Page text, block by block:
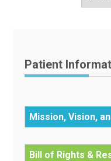
Patient
Mission, Vision,
Bill of Rights &